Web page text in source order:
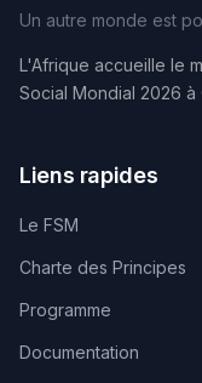
Un autre monde est
L'Afrique accueille le
Social Mondial 2026 à
Liens rapides
Le FSM
Charte des Principes
Programme
Documentation